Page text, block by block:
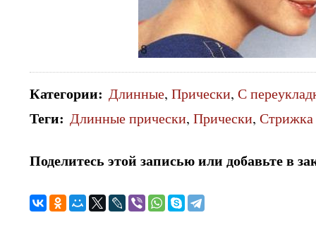
Категории: Длинные, Прически, С
Теги: Длинные прически, Прически, Стрижка
Поделитесь этой записью или добавьте в